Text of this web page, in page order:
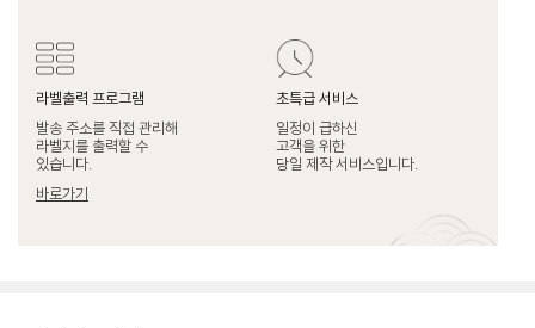
라벨출력 프로그램
발송 주소를 직접 관리해
라벨지를 출력할 수
있습니다.
바로가기
초특급 서비스
일정이 급하신
고객을 위한
당일 제작 서비스입니다.